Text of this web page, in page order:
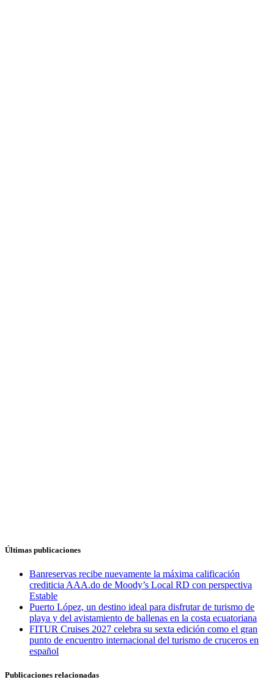
Últimas publicaciones
Banreservas recibe nuevamente la máxima calificación
crediticia AAA.do de Moody’s Local RD con perspectiva
Estable
Puerto López, un destino ideal para disfrutar de turismo de
playa y del avistamiento de ballenas en la costa ecuatoriana
FITUR Cruises 2027 celebra su sexta edición como el gran
punto de encuentro internacional del turismo de cruceros en
español
Publicaciones relacionadas